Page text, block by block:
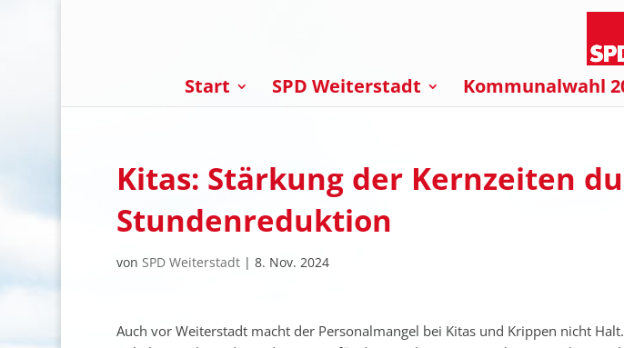
Start SPD Weiterstadt Kommunalwahl
Kitas: Stärkung der Kernzeiten
Stundenreduktion
von SPD Weiterstadt| 8. Nov. 2024
Auch vor Weiterstadt macht der Personalmangel bei Kitas und Krippen nicht